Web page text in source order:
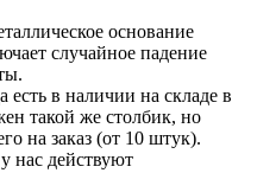
основание
случайное падение
в наличии на складе в
такой же столбик, но
на заказ (от 10 штук).
нас действуют